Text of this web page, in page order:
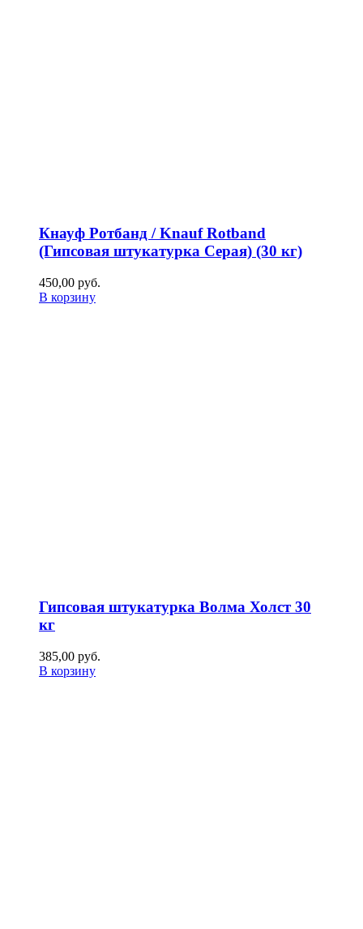
Кнауф Ротбанд / Knauf Rotband
(Гипсовая штукатурка Серая) (30 кг)
450,00 руб.
В корзину
Гипсовая штукатурка Волма Холст 30
кг
385,00 руб.
В корзину